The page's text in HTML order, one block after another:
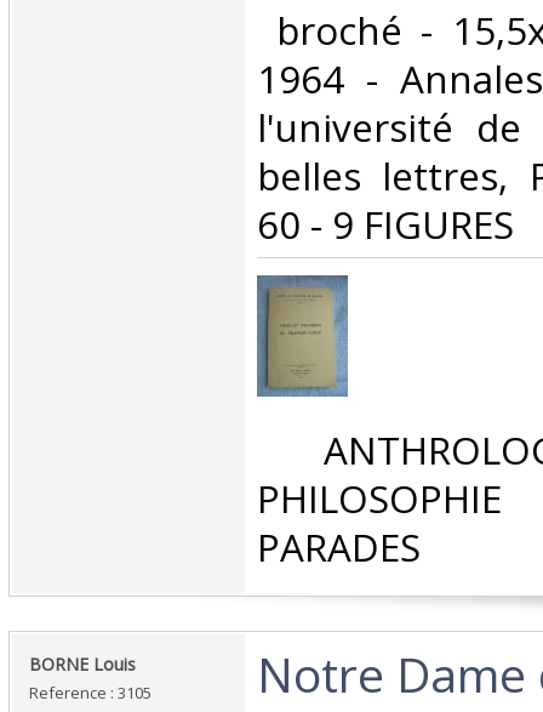
broché -
1964 -
l'université de
belles lettres,
60 - 9 FIGURES‎
PHILOSOPHIE
PARADES‎
‎BORNE Louis‎
Reference : 3105
‎Notre